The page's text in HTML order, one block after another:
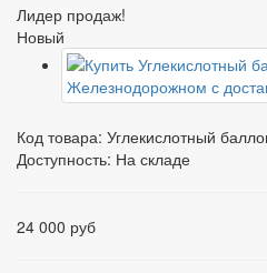
Лидер продаж!
Новый
Код товара: Углекислотный
Доступность: На складе
24 000 руб